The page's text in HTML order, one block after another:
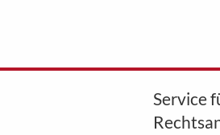
Service